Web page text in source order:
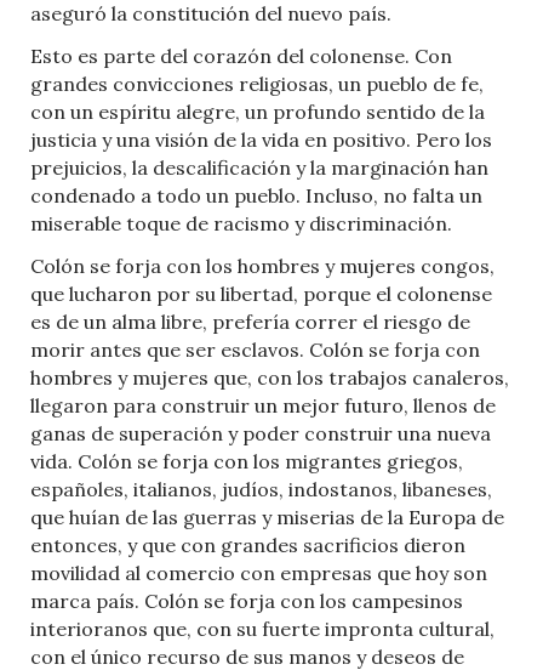
aseguró la constitución del nuevo país.
Esto es parte del corazón del colonense. Con
grandes convicciones religiosas, un pueblo de fe,
con un espíritu alegre, un profundo sentido de la
justicia y una visión de la vida en positivo. Pero los
prejuicios, la descalificación y la marginación han
condenado a todo un pueblo. Incluso, no falta un
miserable toque de racismo y discriminación.
Colón se forja con los hombres y mujeres congos,
que lucharon por su libertad, porque el colonense
es de un alma libre, prefería correr el riesgo de
morir antes que ser esclavos. Colón se forja con
hombres y mujeres que, con los trabajos canaleros,
llegaron para construir un mejor futuro, llenos de
ganas de superación y poder construir una nueva
vida. Colón se forja con los migrantes griegos,
españoles, italianos, judíos, indostanos, libaneses,
que huían de las guerras y miserias de la Europa de
entonces, y que con grandes sacrificios dieron
movilidad al comercio con empresas que hoy son
marca país. Colón se forja con los campesinos
interioranos que, con su fuerte impronta cultural,
con el único recurso de sus manos y deseos de